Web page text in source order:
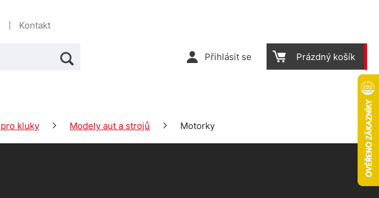
Přihlásit se Prázdný košík
Kontakt
kluky Modely aut a strojů Motorky